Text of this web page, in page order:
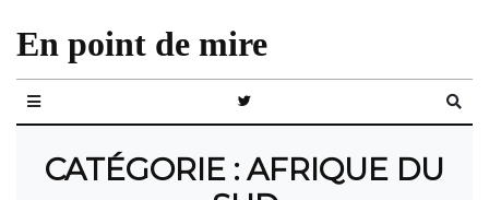
En point de mire
CATÉGORIE : AFRIQUE DU